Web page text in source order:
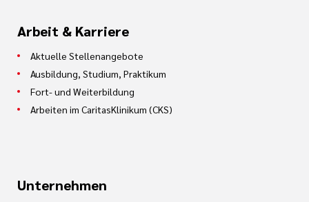
Arbeit & Karriere
Aktuelle Stellenangebote
Ausbildung, Studium, Praktikum
Fort- und Weiterbildung
Arbeiten im CaritasKlinikum (CKS)
Unternehmen